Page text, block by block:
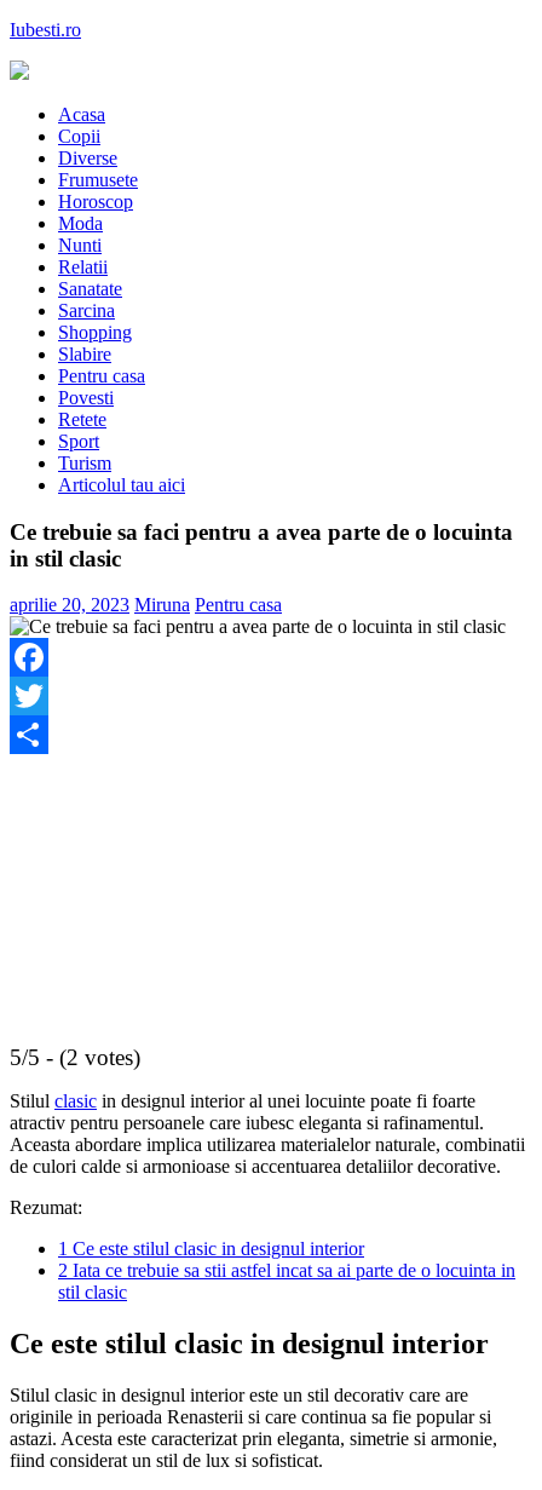
Skip
content
Iubesti.ro
astazi
Acasa
Copii
Diverse
Frumusete
Horoscop
Moda
Nunti
Relatii
Sanatate
Sarcina
Shopping
Slabire
Pentru casa
Povesti
Retete
Sport
Turism
Articolul tau aici
Ce trebuie sa faci pentru a avea parte de o locuinta
in stil clasic
aprilie 20, 2023 Miruna Pentru casa
Facebook
Twitter
5/5 - (2 votes)
Stilul clasic in designul interior al unei locuinte poate fi foarte
atractiv pentru persoanele care iubesc eleganta si rafinamentul.
Aceasta abordare implica utilizarea materialelor naturale, combinatii
de culori calde si armonioase si accentuarea detaliilor decorative.
Rezumat:
1 Ce este stilul clasic in designul interior
2 Iata ce trebuie sa stii astfel incat sa ai parte de o locuinta in
stil clasic
Ce este stilul clasic in designul interior
Stilul clasic in designul interior este un stil decorativ care are
originile in perioada Renasterii si care continua sa fie popular si
astazi. Acesta este caracterizat prin eleganta, simetrie si armonie,
fiind considerat un stil de lux si sofisticat.